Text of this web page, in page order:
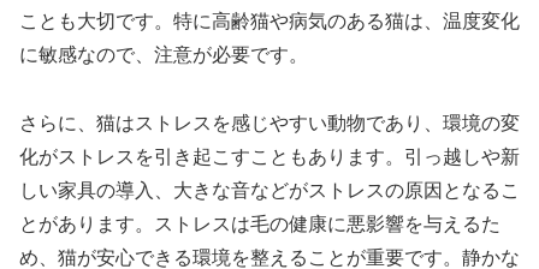
ことも大切です。特に高齢猫や病気のある猫は、温度変化
に敏感なので、注意が必要です。
さらに、猫はストレスを感じやすい動物であり、環境の変
化がストレスを引き起こすこともあります。引っ越しや新
しい家具の導入、大きな音などがストレスの原因となるこ
とがあります。ストレスは毛の健康に悪影響を与えるた
め、猫が安心できる環境を整えることが重要です。静かな